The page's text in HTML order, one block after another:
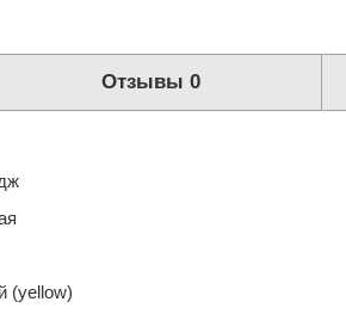
Отзывы 0
(yellow)